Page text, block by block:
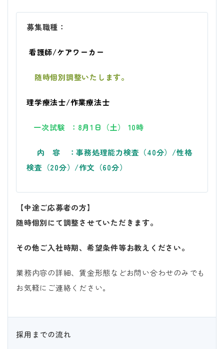
募集職種：
看護師/ケアワーカー
随時個別調整いたします。
理学療法士/作業療法士
一次試験 ：8月1日（土） 10時
内 容 ：事務処理能力検査（40分）/性格
検査（20分）/作文（60分）
【中途ご応募者の方】
随時個別にて調整させていただきます。
その他ご入社時期、希望条件等お教えください。
業務内容の詳細、賃金形態などお問い合わせのみでも
お気軽にご連絡ください。
採用までの流れ